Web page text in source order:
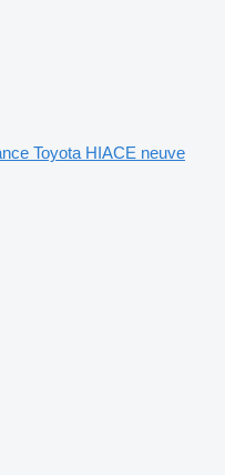
Toyota HIACE neuve